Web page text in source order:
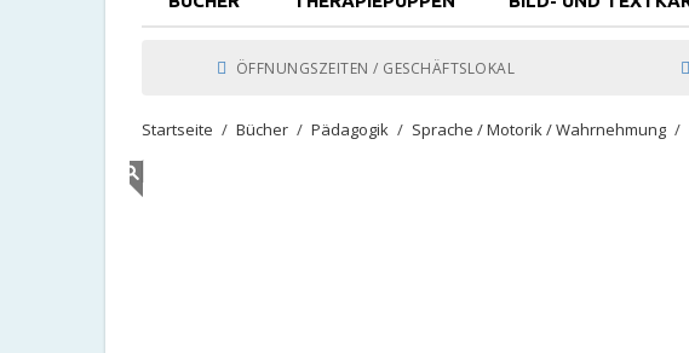
ÖFFNUNGSZEITEN / GESCHÄFTSLOKAL
Startseite Bücher Pädagogik Sprache / Motorik / Wahrnehmung